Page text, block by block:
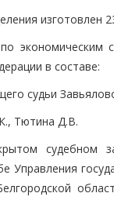
изготовлен
экономическим
в составе:
судьи
Тютина Д.В.
судебном
Управления